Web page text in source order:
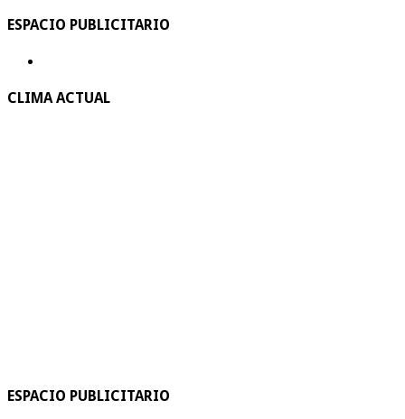
ESPACIO PUBLICITARIO
CLIMA ACTUAL
ESPACIO PUBLICITARIO